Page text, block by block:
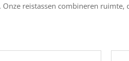
reistassen combineren